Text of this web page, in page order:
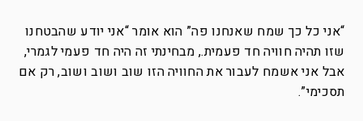
“אני כל כך שמח שאנחנו פה” הוא אומר “אני יודע שהבטחנו
שזו תהיה חוויה חד פעמית., מבחינתי זה היה חד פעמי לגמרי,
אבל אני אשמח לעבור את החוויה הזו שוב ושוב ושוב, רק אם
תסכימי”.